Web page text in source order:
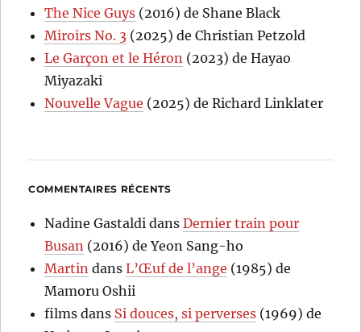
The Nice Guys (2016) de Shane Black
Miroirs No. 3 (2025) de Christian Petzold
Le Garçon et le Héron (2023) de Hayao
Miyazaki
Nouvelle Vague (2025) de Richard Linklater
COMMENTAIRES RÉCENTS
Nadine Gastaldi dansDernier train pour
Busan (2016) de Yeon Sang-ho
Martin dansL’Œuf de l’ange (1985) de
Mamoru Oshii
films dans Si douces, si perverses (1969) de